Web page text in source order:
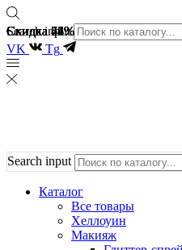
Search input
VK Tg
Search input
Каталог
Все товары
Хеллоуин
Макияж
Скидка 51%
Скидка 74%
Скидка 62%
Скидка 26%
Скидка 48%